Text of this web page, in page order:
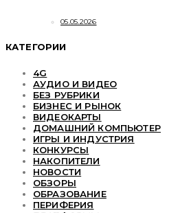
05.05.2026
КАТЕГОРИИ
4G
АУДИО И ВИДЕО
БЕЗ РУБРИКИ
БИЗНЕС И РЫНОК
ВИДЕОКАРТЫ
ДОМАШНИЙ КОМПЬЮТЕР
ИГРЫ И ИНДУСТРИЯ
КОНКУРСЫ
НАКОПИТЕЛИ
НОВОСТИ
ОБЗОРЫ
ОБРАЗОВАНИЕ
ПЕРИФЕРИЯ